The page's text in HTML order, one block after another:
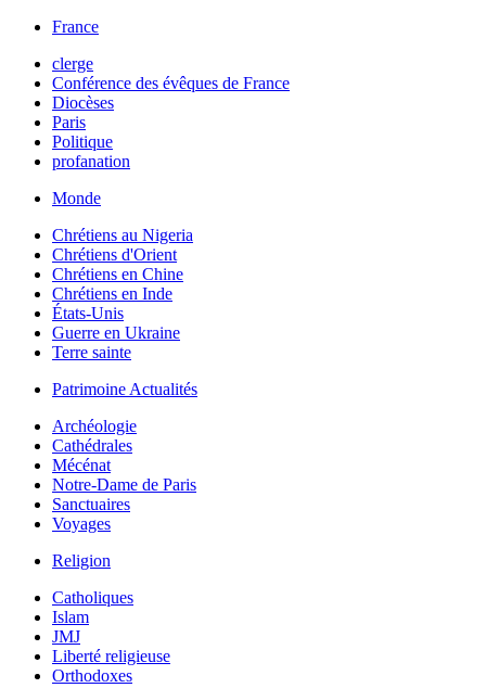
France
clerge
Conférence des évêques de France
Diocèses
Paris
Politique
profanation
Monde
Chrétiens au Nigeria
Chrétiens d'Orient
Chrétiens en Chine
Chrétiens en Inde
États-Unis
Guerre en Ukraine
Terre sainte
Patrimoine Actualités
Archéologie
Cathédrales
Mécénat
Notre-Dame de Paris
Sanctuaires
Voyages
Religion
Catholiques
Islam
JMJ
Liberté religieuse
Orthodoxes